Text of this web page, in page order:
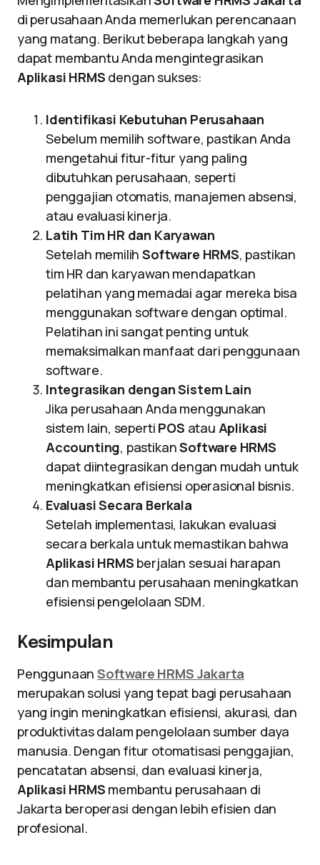
di perusahaan Anda memerlukan perencanaan
yang matang. Berikut beberapa langkah yang
dapat membantu Anda mengintegrasikan
Aplikasi HRMS dengan sukses:
Identifikasi Kebutuhan Perusahaan
Sebelum memilih software, pastikan Anda
mengetahui fitur-fitur yang paling
dibutuhkan perusahaan, seperti
penggajian otomatis, manajemen absensi,
atau evaluasi kinerja.
Latih Tim HR dan Karyawan
Setelah memilihSoftware HRMS, pastikan
tim HR dan karyawan mendapatkan
pelatihan yang memadai agar mereka bisa
menggunakan software dengan optimal.
Pelatihan ini sangat penting untuk
memaksimalkan manfaat dari penggunaan
software.
Integrasikan dengan Sistem Lain
Jika perusahaan Anda menggunakan
sistem lain, seperti POS atau Aplikasi
Accounting, pastikanSoftware HRMS
dapat diintegrasikan dengan mudah untuk
meningkatkan efisiensi operasional bisnis.
Evaluasi Secara Berkala
Setelah implementasi, lakukan evaluasi
secara berkala untuk memastikan bahwa
Aplikasi HRMS berjalan sesuai harapan
dan membantu perusahaan meningkatkan
efisiensi pengelolaan SDM.
Kesimpulan
PenggunaanSoftware HRMS Jakarta
merupakan solusi yang tepat bagi perusahaan
yang ingin meningkatkan efisiensi, akurasi, dan
produktivitas dalam pengelolaan sumber daya
manusia. Dengan fitur otomatisasi penggajian,
pencatatan absensi, dan evaluasi kinerja,
Aplikasi HRMS membantu perusahaan di
Jakarta beroperasi dengan lebih efisien dan
profesional.